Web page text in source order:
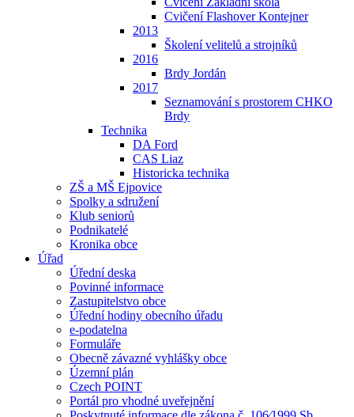
Cvičení Flashover Kontejner
2013
Školení velitelů a strojníků
2016
Brdy Jordán
2017
Seznamování s prostorem CHKO
Brdy
Technika
DA Ford
CAS Liaz
Historicka technika
ZŠ a MŠ Ejpovice
Spolky a sdružení
Klub seniorů
Podnikatelé
Kronika obce
Úřad
Úřední deska
Povinné informace
Zastupitelstvo obce
Úřední hodiny obecního úřadu
e-podatelna
Formuláře
Obecně závazné vyhlášky obce
Územní plán
Czech POINT
Portál pro vhodné uveřejnění